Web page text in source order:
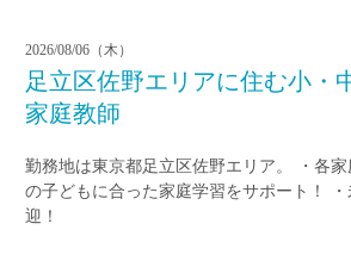
2026/08/06（木）
足立区佐野エリアに住む小・
家庭教師
勤務地は東京都足立区佐野エリア。 ・各
の子どもに合った家庭学習をサポート！
迎！